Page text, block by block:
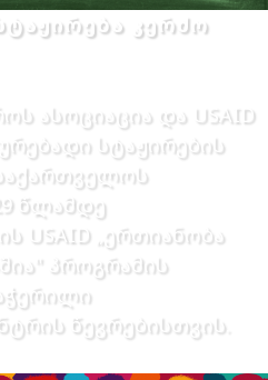
კერძო
ასოციაცია და USAID
სტაჟირების
წლამდე
USAID „ერთიანობა
პროგრამის
წევრებისთვის.